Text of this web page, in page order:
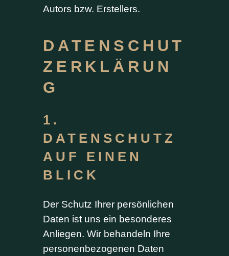
Autors bzw. Erstellers.
DATENSCHUT
ZERKLÄRUN
G
1.
DATENSCHUTZ
AUF EINEN
BLICK
Der Schutz Ihrer persönlichen
Daten ist uns ein besonderes
Anliegen. Wir behandeln Ihre
personenbezogenen Daten